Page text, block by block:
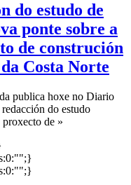
do estudo de
ponte sobre a
de construción
Costa Norte
publica hoxe no Diario
do estudo
de »